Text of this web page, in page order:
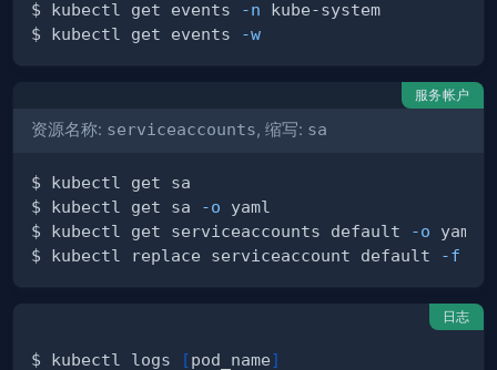
$ kubectl get events
-n
$ kubectl get events
-w
服务帐户
资源名称: serviceaccounts, 缩写: sa
$ kubectl get sa
-o
$ kubectl get serviceaccounts default
-o yaml
$ kubectl replace serviceaccount default
-f
日志
$ kubectl logs [pod_name]